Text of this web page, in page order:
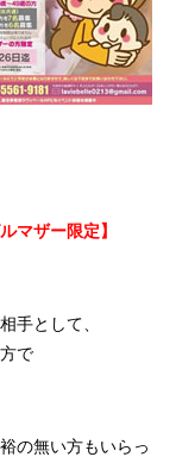
マザー限定】
手として、
で
の無い方もいらっ